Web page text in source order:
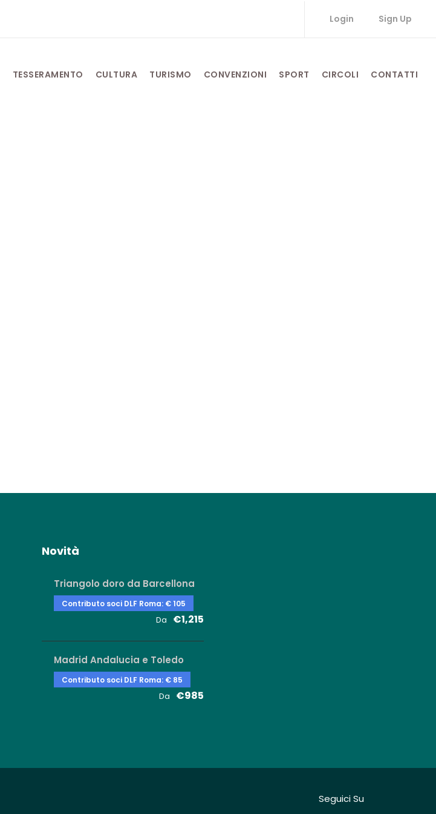
Login Sign Up
TESSERAMENTO CULTURA TURISMO CONVENZIONI SPORT CIRCOLI CONTATTI
Novità
Triangolo doro da Barcellona
Contributo soci DLF Roma: € 105
Da €1,215
Madrid Andalucia e Toledo
Contributo soci DLF Roma: € 85
Da €985
Seguici Su